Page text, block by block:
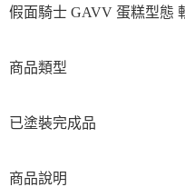
假面騎士 GAVV 蛋糕型態
商品類型
已塗裝完成品
商品說明